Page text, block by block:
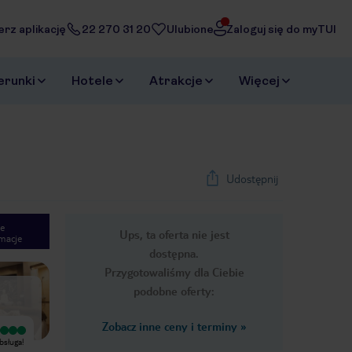
aplikację 22 270 31 20 Ulubione Zaloguj się do myTUI
Hotele Atrakcje Więcej
Udostępnij
Ups, ta oferta nie jest
dostępna.
Przygotowaliśmy dla Ciebie
podobne oferty:
Zobacz inne ceny i terminy »
Next slide
1/46
Wyjątkowy